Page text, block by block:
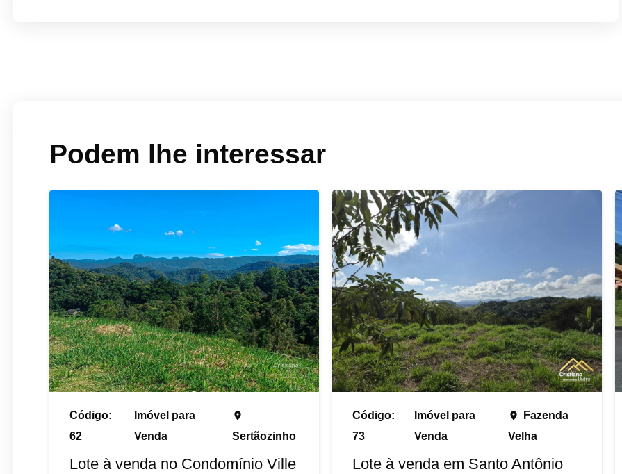
Podem lhe interessar
Código:
62
Imóvel para
Venda
place
Sertãozinho
Lote à venda no Condomínio Ville
Código:
73
Imóvel para
Venda
place
Fazenda
Velha
Lote à venda em Santo Antônio